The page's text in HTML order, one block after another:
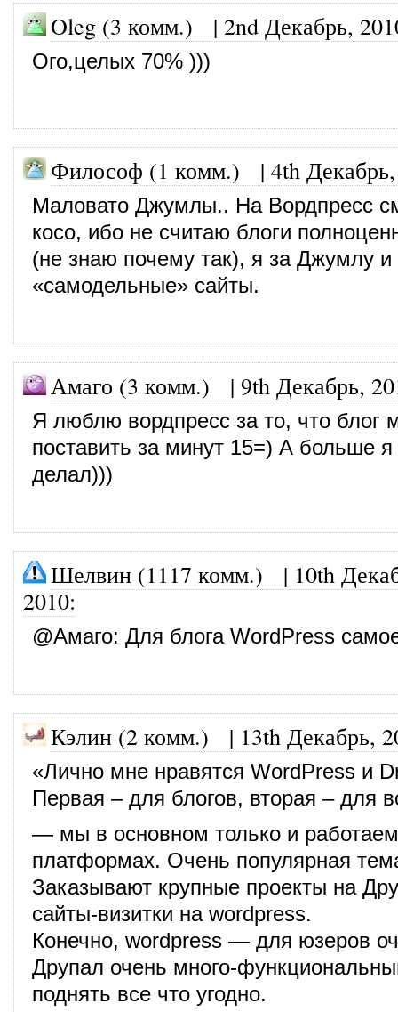
Oleg (3 комм.) | 2nd Декабрь,
Ого,целых 70% )))
Философ (1 комм.) | 4th
Маловато Джумлы.. На Вордпресс
косо, ибо не считаю блоги
(не знаю почему так), я за Джумлу и
«самодельные» сайты.
Амаго (3 комм.) | 9th Декабрь,
Я люблю вордпресс за то, что блог
поставить за минут 15=) А больше я
делал)))
Шелвин (1117 комм.) | 10th
2010:
@Амаго: Для блога WordPress
Кэлин (2 комм.) | 13th Декабрь,
«Лично мне нравятся WordPress и
Первая – для блогов, вторая – для
— мы в основном только и
платформах. Очень популярная
Заказывают крупные проекты на
сайты-визитки на wordpress.
Конечно, wordpress — для юзеров
Друпал очень много-
поднять все что угодно.